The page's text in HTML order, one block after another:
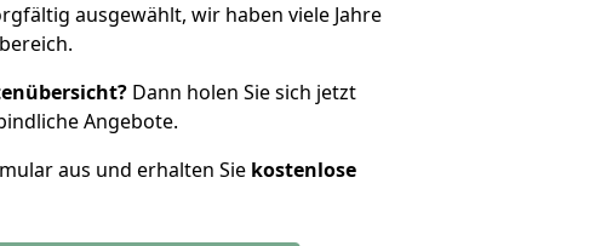
ausgewählt, wir haben viele Jahre
Dann holen Sie sich jetzt
Angebote.
aus und erhalten Sie kostenlose